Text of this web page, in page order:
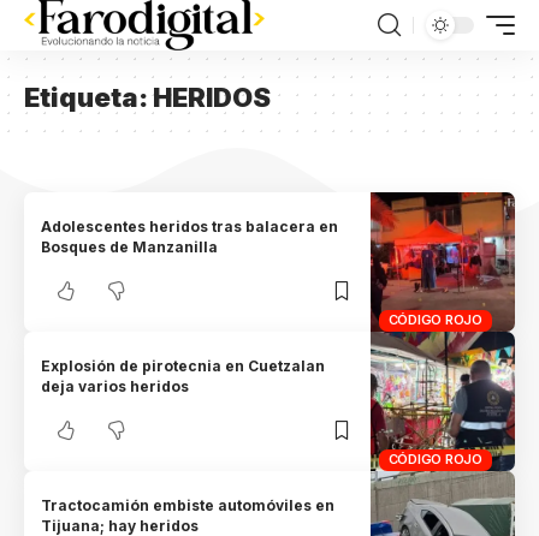
Etiqueta:HERIDOS
CÓDIGO ROJO
Adolescentes heridos tras balacera en
Bosques de Manzanilla
CÓDIGO ROJO
Explosión de pirotecnia en Cuetzalan
deja varios heridos
Tractocamión embiste automóviles en
Tijuana; hay heridos